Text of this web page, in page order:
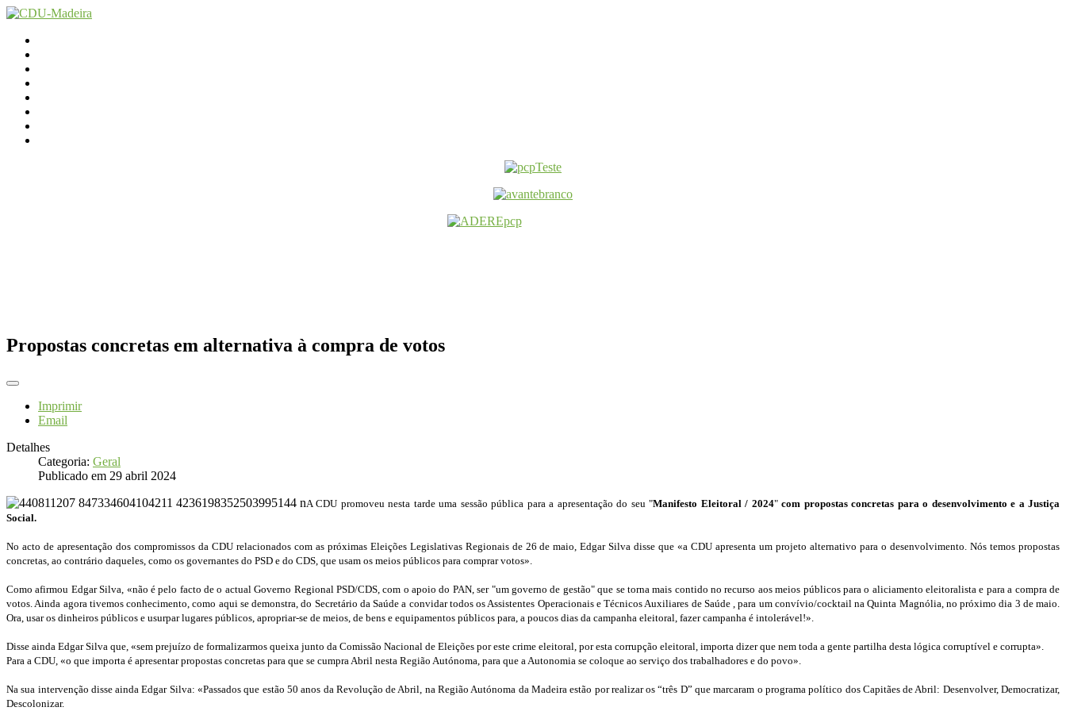
Propostas concretas em alternativa à compra de votos
Imprimir
Email
Detalhes
Categoria: Geral
Publicado em 29 abril 2024
A CDU promoveu nesta tarde uma sessão pública para a apresentação do seu "Manifesto Eleitoral / 2024"com propostas concretas para o desenvolvimento e a Justiça
Social.
No acto de apresentação dos compromissos da CDU relacionados com as próximas Eleições Legislativas Regionais de 26 de maio, Edgar Silva disse que «a CDU apresenta um projeto alternativo para o desenvolvimento. Nós temos propostas
concretas, ao contrário daqueles, como os governantes do PSD e do CDS, que usam os meios públicos para comprar votos».
Como afirmou Edgar Silva, «não é pelo facto de o actual Governo Regional PSD/CDS, com o apoio do PAN, ser "um governo de gestão" que se torna mais contido no recurso aos meios públicos para o aliciamento eleitoralista e para a compra de
votos. Ainda agora tivemos conhecimento, como aqui se demonstra, do Secretário da Saúde a convidar todos os Assistentes Operacionais e Técnicos Auxiliares de Saúde , para um convívio/cocktail na Quinta Magnólia, no próximo dia 3 de maio.
Ora, usar os dinheiros públicos e usurpar lugares públicos, apropriar-se de meios, de bens e equipamentos públicos para, a poucos dias da campanha eleitoral, fazer campanha é intolerável!».
Disse ainda Edgar Silva que, «sem prejuízo de formalizarmos queixa junto da Comissão Nacional de Eleições por este crime eleitoral, por esta corrupção eleitoral, importa dizer que nem toda a gente partilha desta lógica corruptível e corrupta».
Para a CDU, «o que importa é apresentar propostas concretas para que se cumpra Abril nesta Região Autónoma, para que a Autonomia se coloque ao serviço dos trabalhadores e do povo».
Na sua intervenção disse ainda Edgar Silva: «Passados que estão 50 anos da Revolução de Abril, na Região Autónoma da Madeira estão por realizar os “três D” que marcaram o programa político dos Capitães de Abril: Desenvolver, Democratizar,
Descolonizar.